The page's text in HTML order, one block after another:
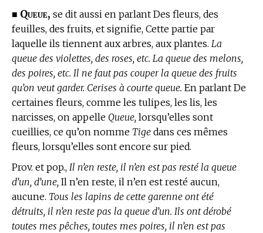
■ Queue, se dit aussi en parlant Des fleurs, des
feuilles, des fruits, et signifie, Cette partie par
laquelle ils tiennent aux arbres, aux plantes. La
queue des violettes, des roses, etc. La queue des melons,
des poires, etc. Il ne faut pas couper la queue des fruits
qu’on veut garder. Cerises à courte queue. En parlant De
certaines fleurs, comme les tulipes, les lis, les
narcisses, on appelle Queue, lorsqu’elles sont
cueillies, ce qu’on nomme Tige dans ces mêmes
fleurs, lorsqu’elles sont encore sur pied.
Prov. et pop., Il n’en reste, il n’en est pas resté la queue
d’un, d’une, Il n’en reste, il n’en est resté aucun,
aucune. Tous les lapins de cette garenne ont été
détruits, il n’en reste pas la queue d’un. Ils ont dérobé
toutes mes pêches, toutes mes poires, il n’en est pas